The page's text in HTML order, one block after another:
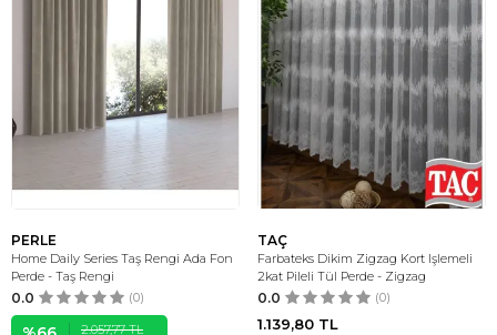
PERLE
Home Daily Series Taş Rengi Ada Fon
Perde - Taş Rengi
0.0 (0)
2.057,77TL
TAÇ
Farbateks Dikim Zigzag Kort Işlemeli
2kat Pileli Tül Perde - Zigzag
0.0 (0)
1.139,80 TL